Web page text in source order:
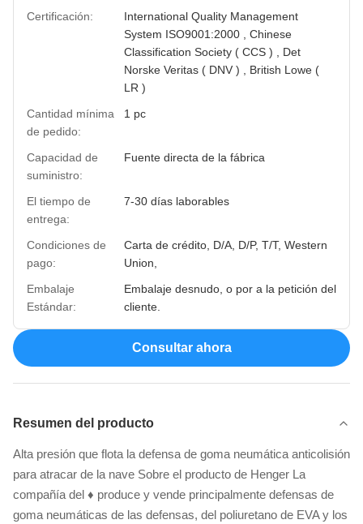
Certificación:
International Quality Management
System ISO9001:2000 , Chinese
Classification Society ( CCS ) , Det
Norske Veritas ( DNV ) , British Lowe (
LR )
Cantidad mínima
de pedido:
1 pc
Capacidad de
suministro:
Fuente directa de la fábrica
El tiempo de
entrega:
7-30 días laborables
Condiciones de
pago:
Carta de crédito, D/A, D/P, T/T, Western
Union,
Embalaje
Estándar:
Embalaje desnudo, o por a la petición del
cliente.
Consultar ahora
Resumen del producto
Alta presión que flota la defensa de goma neumática anticolisión
para atracar de la nave Sobre el producto de Henger La
compañía del ♦ produce y vende principalmente defensas de
goma neumáticas de las defensas, del poliuretano de EVA y los